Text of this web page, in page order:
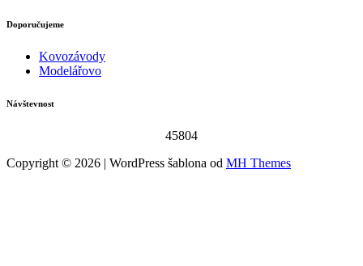
Doporučujeme
Kovozávody
Modelářovo
Návštevnost
45804
Copyright © 2026 | WordPress šablona od MH Themes